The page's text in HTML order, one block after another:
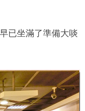
已坐滿了準備大啖